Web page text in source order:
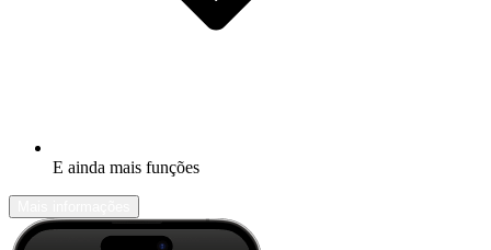
E ainda mais funções